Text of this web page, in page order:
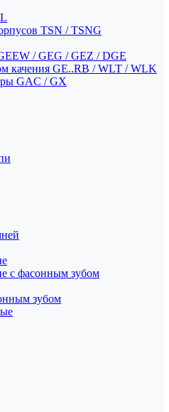
TSN / TSNG
/ GEG / GEZ / DGE
качения GE..RB / WLT / WLK
GAC / GX
с фасонным зубом
зубом